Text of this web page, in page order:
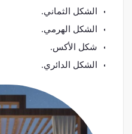
الشكل الثماني.
الشكل الهرمي.
شكل الأكس.
الشكل الدائري.